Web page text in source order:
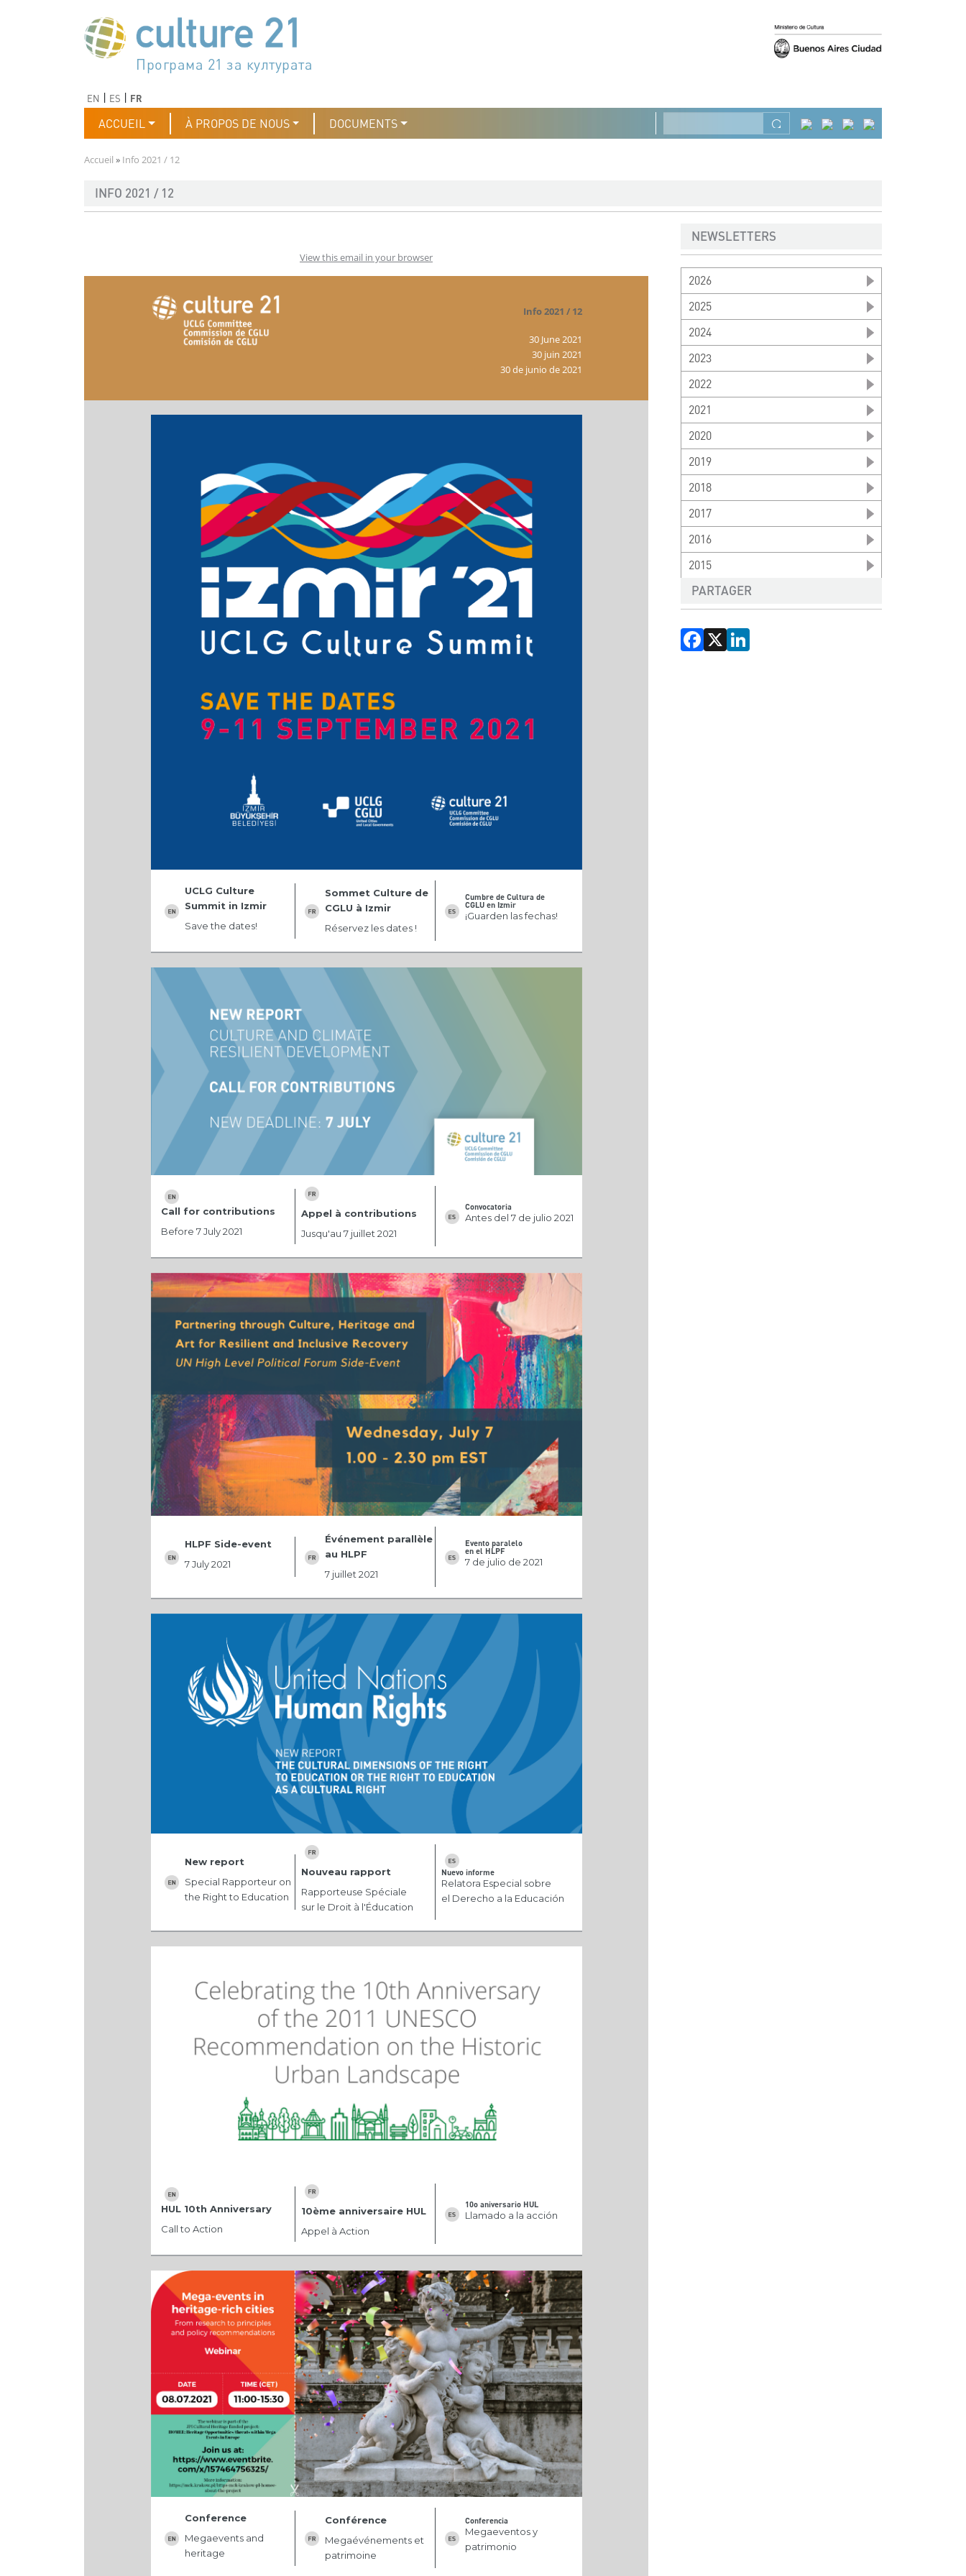
جدول أعمال القرن 21 للثقافة
Програма 21 за културата
Agenda 21 de la cultura
Agjenda 21 për kulturë
Agenda 21 van cultuur
Agenda 21 for culture
Kulturaren Agenda 21
Agenda 21 de la culture
Axenda 21 da cultura
Agenda 21 für Kultur
Agenda 21 della cultura
文化のためのアジェンダ21
دستورکار 21 برای فرهنگ
Agenda 21 dla kultury
Agenda 21 da cultura
Повестка дня 21 для культуры
Agenda 21 za kulturu
Agenda 21 de la cultura
Agenda 21 för kulturen
Kültür için Gündem 21
Порядок денний 21 для культури
EN ES FR
Navigation principale
ACCUEIL À PROPOS DE NOUS DOCUMENTS
Fil d'Ariane
Accueil Info 2021 / 12
INFO 2021 / 12
View this email in your browser
Info 2021 / 12
30 June 2021
30 juin 2021
30 de junio de 2021
UCLG Culture
Summit in Izmir
Save the dates!
Sommet Culture de
CGLU à Izmir
Réservez les dates !
Cumbre de Cultura de
CGLU en Izmir
¡Guarden las fechas!
Call for contributions
Before 7 July 2021
Appel à contributions
Jusqu'au 7 juillet 2021
Convocatoria
Antes del 7 de julio 2021
HLPF Side-event
7 July 2021
Événement parallèle
au HLPF
7 juillet 2021
Evento paralelo
en el HLPF
7 de julio de 2021
New report
Special Rapporteur on
the Right to Education
Nouveau rapport
Rapporteuse Spéciale
sur le Droit à l'Éducation
Nuevo informe
Relatora Especial sobre
el Derecho a la Educación
HUL 10th Anniversary
Call to Action
10ème anniversaire HUL
Appel à Action
10o aniversario HUL
Llamado a la acción
Conference
Megaevents and
heritage
Conférence
Megaévénements et
patrimoine
Conferencia
Megaeventos y
patrimonio
NEWSLETTERS
2026
2025
2024
2023
2022
2021
2020
2019
2018
2017
2016
2015
PARTAGER
Facebook
X